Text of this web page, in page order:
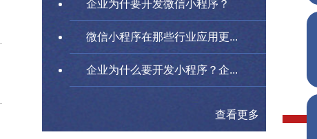
企业为什要开发微信小程序？
微信小程序在那些行业应用更...
企业为什么要开发小程序？企...
查看更多